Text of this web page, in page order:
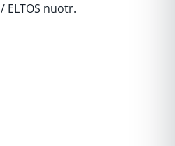
ELTOS nuotr.